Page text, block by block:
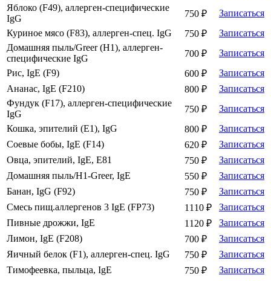
Яблоко (F49), аллерген-специфические
IgG
750 ₽
Записаться
Куриное мясо (F83), аллерген-спец. IgG
750 ₽
Записаться
Домашняя пыль/Greer (Н1), аллерген-
специфические IgG
700 ₽
Записаться
Рис, IgE (F9)
600 ₽
Записаться
Ананас, IgE (F210)
800 ₽
Записаться
Фундук (F17), аллерген-специфические
IgG
750 ₽
Записаться
Кошка, эпителий (Е1), IgG
800 ₽
Записаться
Соевые бобы, IgE (F14)
620 ₽
Записаться
Овца, эпителий, IgE, Е81
750 ₽
Записаться
Домашняя пыль/H1-Greer, IgE
550 ₽
Записаться
Банан, IgG (F92)
750 ₽
Записаться
Смесь пищ.аллергенов 3 IgE (FP73)
1110 ₽
Записаться
Пивные дрожжи, IgE
1120 ₽
Записаться
Лимон, IgE (F208)
700 ₽
Записаться
Яичный белок (F1), аллерген-спец. IgG
750 ₽
Записаться
Тимофеевка, пыльца, IgE
750 ₽
Записаться